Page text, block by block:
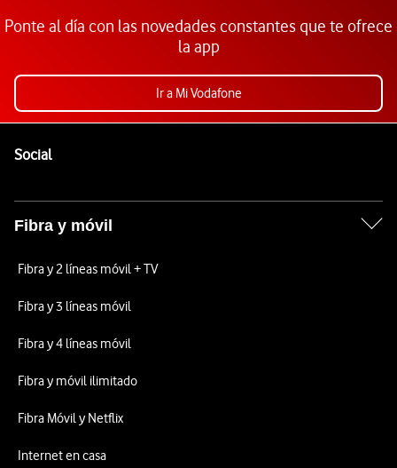
Ponte al día con las novedades constantes que te ofrece
la app
Ir a Mi Vodafone
SocialEnlaces a las redes sociales de Vodafone
Fibra y móvil
Fibra y 2 líneas móvil + TV
Fibra y 3 líneas móvil
Fibra y 4 líneas móvil
Fibra y móvil ilimitado
Fibra Móvil y Netflix
Internet en casa